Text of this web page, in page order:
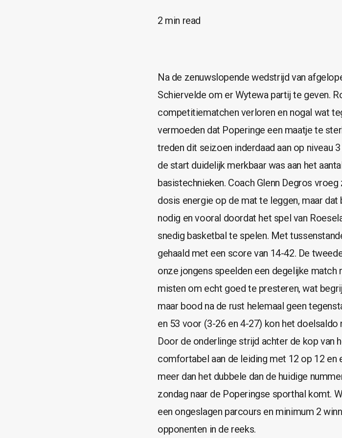
2 min read
Na de zenuwslopende wedstrijd van
Schiervelde om er Wytewa partij te geven.
competitiematchen verloren en nogal wat
vermoeden dat Poperinge een maatje te
treden dit seizoen inderdaad aan op niveau
de start duidelijk merkbaar was aan het
basistechnieken. Coach Glenn Degros
dosis energie op de mat te leggen, maar
nodig en vooral doordat het spel van
snedig basketbal te spelen. Met
gehaald met een score van 14-42. De
onze jongens speelden een degelijke match
misten om echt goed te presteren, wat
maar bood na de rust helemaal geen
en 53 voor (3-26 en 4-27) kon het
Door de onderlinge strijd achter de kop van
comfortabel aan de leiding met 12 op 12 en
meer dan het dubbele dan de huidige
zondag naar de Poperingse sporthal komt.
een ongeslagen parcours en minimum 2
opponenten in de reeks.